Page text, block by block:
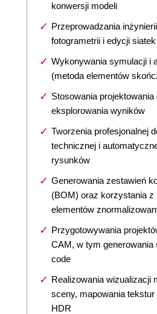
konwersji modeli
Przeprowadzania
fotogrametrii i edycji siatek
Wykonywania symulacji i
(metoda elementów
Stosowania
eksplorowania wyników
Tworzenia profesjonalnej
technicznej i
rysunków
Generowania zestawień
(BOM) oraz korzystania z
elementów
Przygotowywania
CAM, w tym
code
Realizowania wizualizacji
sceny, mapowania
HDR